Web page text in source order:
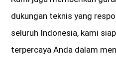
dukungan teknis yang
seluruh Indonesia, kami
terpercaya Anda dalam